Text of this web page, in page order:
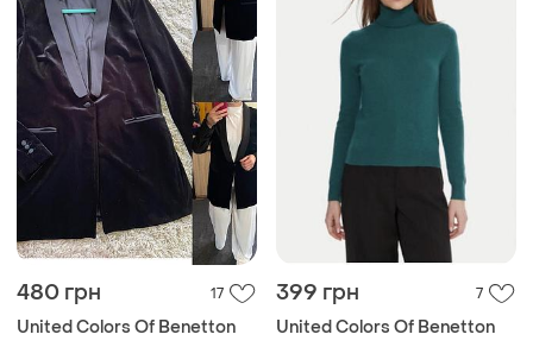
480 грн 17
United Colors Of Benetton
399 грн 7
United Colors Of Benetton